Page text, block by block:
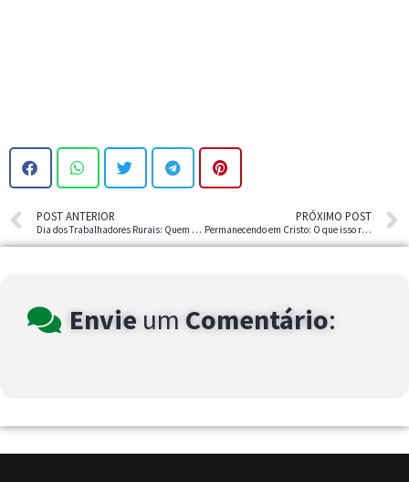
POST ANTERIOR
Dia dos Trabalhadores Rurais: Quem faz a Terra prosperar
PRÓXIMO POST
Permanecendo em Cristo: O que isso realmente significa
Envie um Comentário: